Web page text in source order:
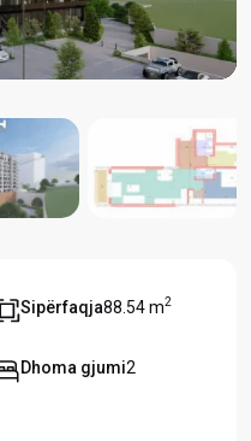
Sipërfaqja88.54 m2
Dhoma gjumi2